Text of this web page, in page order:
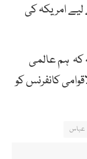
امریکہ کی
ہم عالمی
کانفرنس کو
عباس